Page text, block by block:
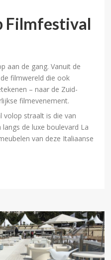
Filmfestival
aan de gang. Vanuit de
filmwereld die ook
– naar de Zuid-
filmevenement.
volop straalt is die van
langs de luxe boulevard La
van deze Italiaanse